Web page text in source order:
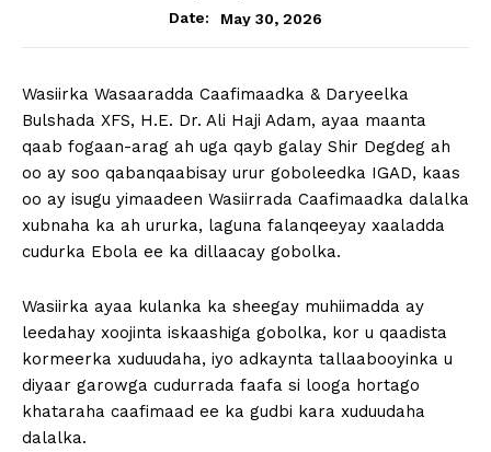
Date:
May 30, 2026
Wasiirka Wasaaradda Caafimaadka & Daryeelka
Bulshada XFS, H.E. Dr. Ali Haji Adam, ayaa maanta
qaab fogaan-arag ah uga qayb galay Shir Degdeg ah
oo ay soo qabanqaabisay urur goboleedka IGAD, kaas
oo ay isugu yimaadeen Wasiirrada Caafimaadka dalalka
xubnaha ka ah ururka, laguna falanqeeyay xaaladda
cudurka Ebola ee ka dillaacay gobolka.
Wasiirka ayaa kulanka ka sheegay muhiimadda ay
leedahay xoojinta iskaashiga gobolka, kor u qaadista
kormeerka xuduudaha, iyo adkaynta tallaabooyinka u
diyaar garowga cudurrada faafa si looga hortago
khataraha caafimaad ee ka gudbi kara xuduudaha
dalalka.